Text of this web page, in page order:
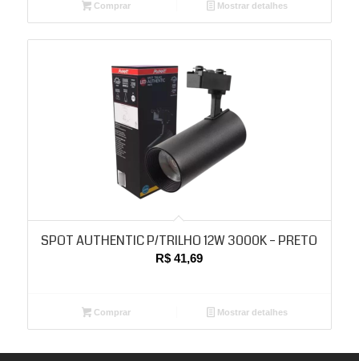
Comprar Mostrar detalhes
SPOT AUTHENTIC P/TRILHO 12W 3000K – PRETO
R$ 41,69
Comprar Mostrar detalhes